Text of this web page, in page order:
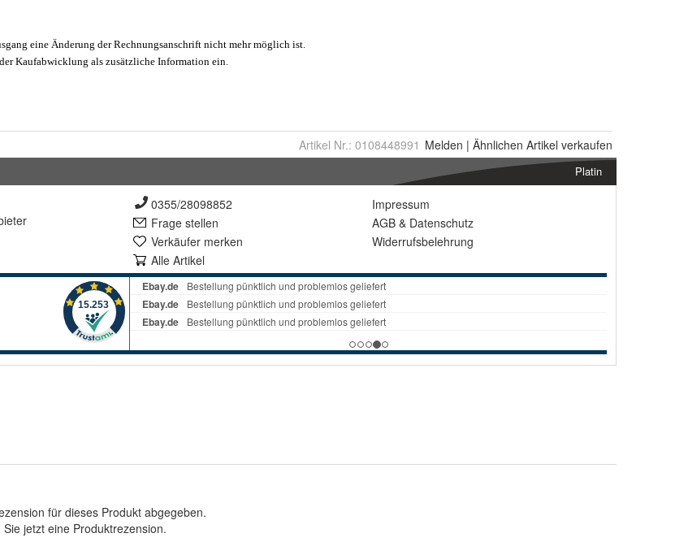
Artikel Nr.: 0108448991 Melden | Ähnlichen Artikel verkaufen
Platin
0355/28098852
Frage stellen
Verkäufer merken
Alle Artikel
Impressum
AGB & Datenschutz
Widerrufsbelehrung
für dieses Produkt abgegeben.
Sie jetzt eine Produktrezension.